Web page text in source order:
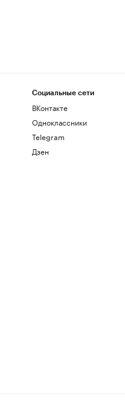
Социальные сети
ВКонтакте
Одноклассники
Telegram
Дзен